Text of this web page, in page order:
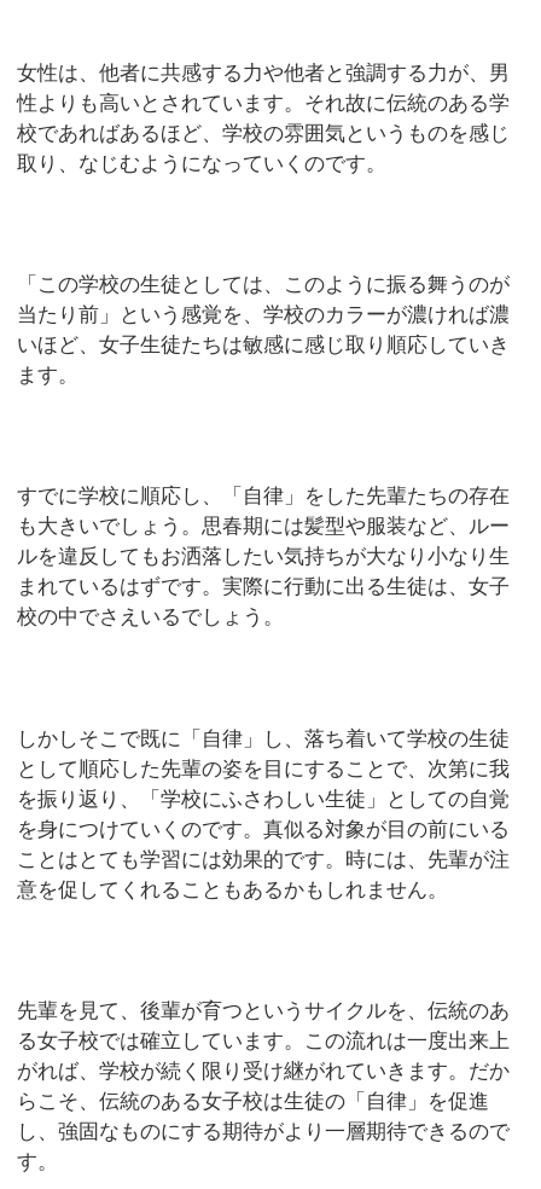
女性は、他者に共感する力や他者と強調する力が、男
性よりも高いとされています。それ故に伝統のある学
校であればあるほど、学校の雰囲気というものを感じ
取り、なじむようになっていくのです。
「この学校の生徒としては、このように振る舞うのが
当たり前」という感覚を、学校のカラーが濃ければ濃
いほど、女子生徒たちは敏感に感じ取り順応していき
ます。
すでに学校に順応し、「自律」をした先輩たちの存在
も大きいでしょう。思春期には髪型や服装など、ルー
ルを違反してもお洒落したい気持ちが大なり小なり生
まれているはずです。実際に行動に出る生徒は、女子
校の中でさえいるでしょう。
しかしそこで既に「自律」し、落ち着いて学校の生徒
として順応した先輩の姿を目にすることで、次第に我
を振り返り、「学校にふさわしい生徒」としての自覚
を身につけていくのです。真似る対象が目の前にいる
ことはとても学習には効果的です。時には、先輩が注
意を促してくれることもあるかもしれません。
先輩を見て、後輩が育つというサイクルを、伝統のあ
る女子校では確立しています。この流れは一度出来上
がれば、学校が続く限り受け継がれていきます。だか
らこそ、伝統のある女子校は生徒の「自律」を促進
し、強固なものにする期待がより一層期待できるので
す。